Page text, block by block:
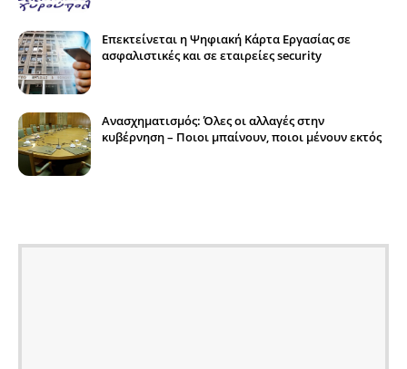
Επεκτείνεται η Ψηφιακή Κάρτα Εργασίας σε
ασφαλιστικές και σε εταιρείες security
Ανασχηματισμός: Όλες οι αλλαγές στην
κυβέρνηση – Ποιοι μπαίνουν, ποιοι μένουν εκτός